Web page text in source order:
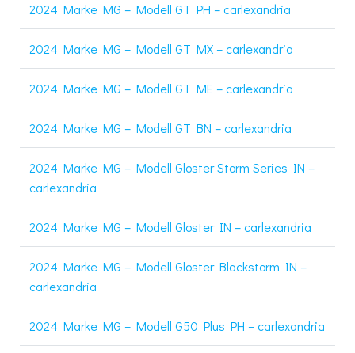
2024 Marke MG – Modell GT PH – carlexandria
2024 Marke MG – Modell GT MX – carlexandria
2024 Marke MG – Modell GT ME – carlexandria
2024 Marke MG – Modell GT BN – carlexandria
2024 Marke MG – Modell Gloster Storm Series IN –
carlexandria
2024 Marke MG – Modell Gloster IN – carlexandria
2024 Marke MG – Modell Gloster Blackstorm IN –
carlexandria
2024 Marke MG – Modell G50 Plus PH – carlexandria